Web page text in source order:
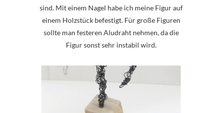
sind. Mit einem Nagel habe ich meine Figur auf
einem Holzstück befestigt. Für große Figuren
sollte man festeren Aludraht nehmen, da die
Figur sonst sehr instabil wird.